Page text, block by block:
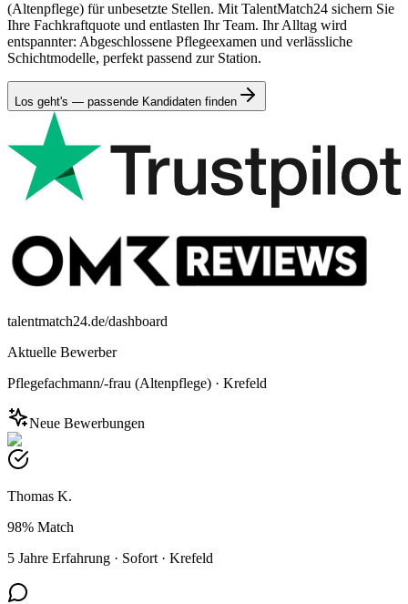
(Altenpflege) für unbesetzte Stellen. Mit TalentMatch24 sichern Sie
Ihre Fachkraftquote und entlasten Ihr Team. Ihr Alltag wird
entspannter: Abgeschlossene Pflegeexamen und verlässliche
Schichtmodelle, perfekt passend zur Station.
Los geht's — passende Kandidaten finden
talentmatch24.de/dashboard
Aktuelle Bewerber
Pflegefachmann/-frau (Altenpflege) · Krefeld
Neue Bewerbungen
Thomas K.
98% Match
5 Jahre Erfahrung · Sofort · Krefeld